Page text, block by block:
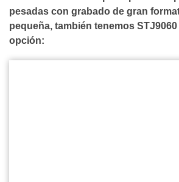
pesadas con grabado de gran
pequeña, también tenemos
opción: